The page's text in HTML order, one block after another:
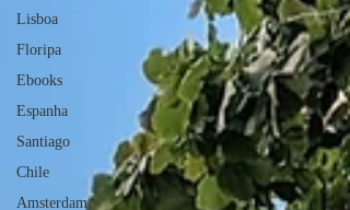
Lisboa
Floripa
Ebooks
Espanha
Santiago
Chile
Amsterdam